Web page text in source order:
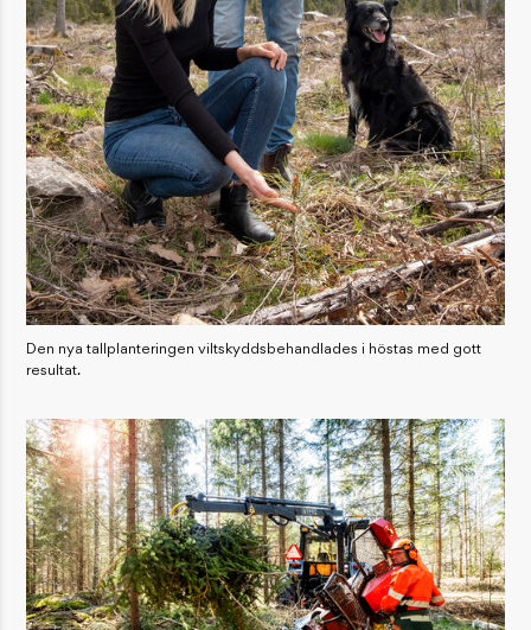
Den nya tallplanteringen viltskyddsbehandlades i höstas med gott
resultat.